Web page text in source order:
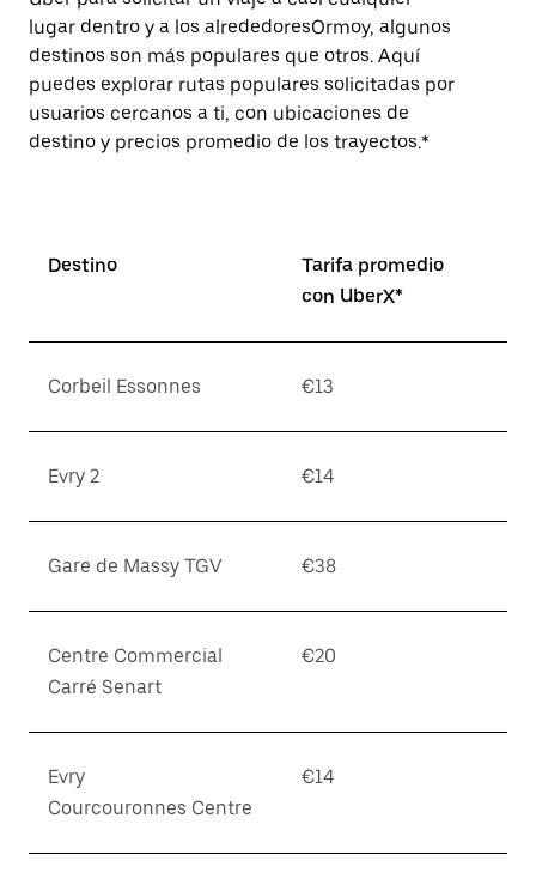
lugar dentro y a los alrededoresOrmoy, algunos
destinos son más populares que otros. Aquí
puedes explorar rutas populares solicitadas por
usuarios cercanos a ti, con ubicaciones de
destino y precios promedio de los trayectos.*
Destino
Tarifa promedio
con UberX*
Corbeil Essonnes €13
Evry 2 €14
Gare de Massy TGV €38
Centre Commercial
Carré Senart
€20
Evry
Courcouronnes Centre
€14